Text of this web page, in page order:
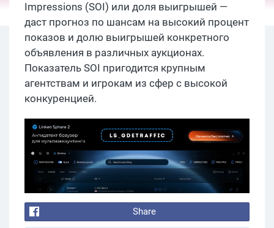
Impressions (SOI) или доля выигрышей —
даст прогноз по шансам на высокий процент
показов и долю выигрышей конкретного
объявления в различных аукционах.
Показатель SOI пригодится крупным
агентствам и игрокам из сфер с высокой
конкуренцией.
Share